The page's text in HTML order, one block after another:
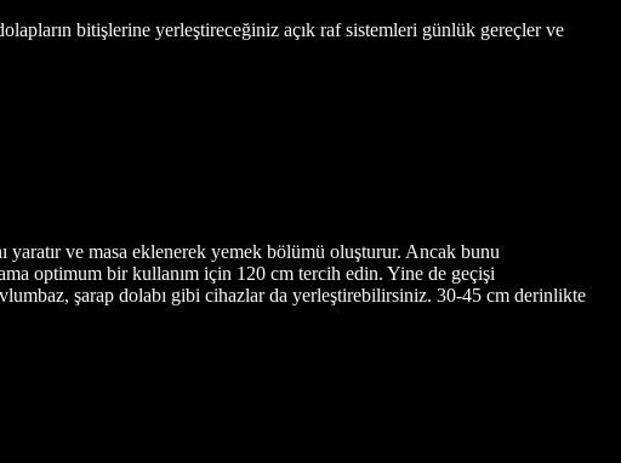
bitişlerine yerleştireceğiniz açık raf sistemleri günlük gereçler ve
yaratır ve masa eklenerek yemek bölümü oluşturur. Ancak bunu
optimum bir kullanım için 120 cm tercih edin. Yine de geçişi
şarap dolabı gibi cihazlar da yerleştirebilirsiniz. 30-45 cm derinlikte